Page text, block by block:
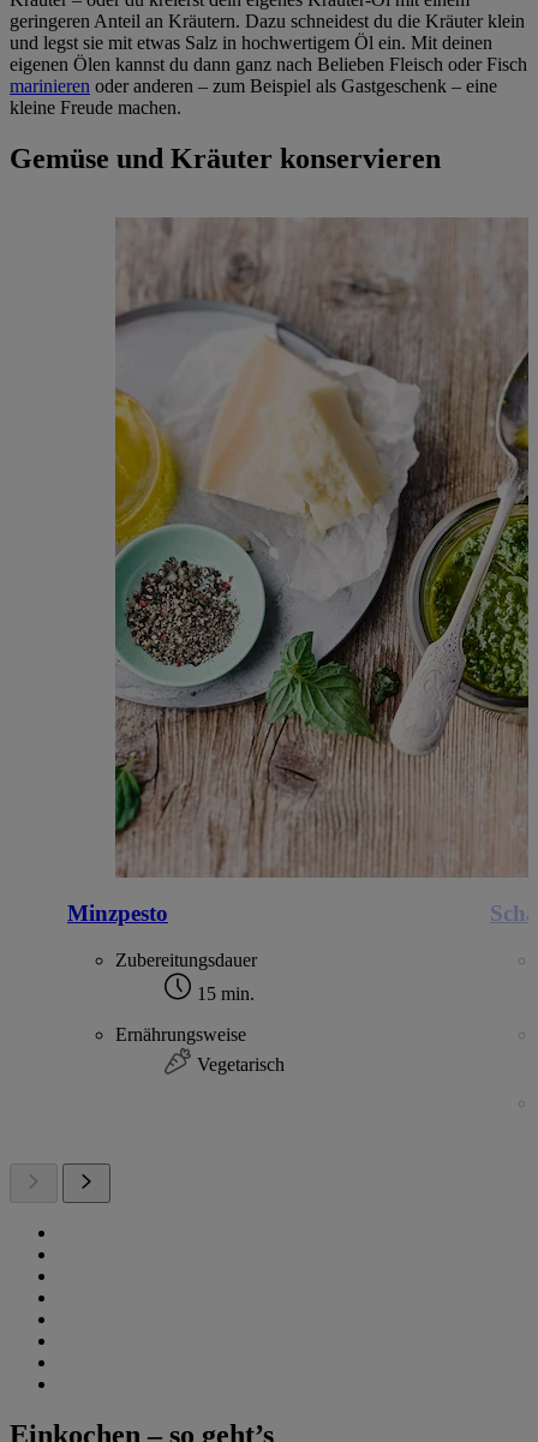
geringeren Anteil an Kräutern. Dazu schneidest du die Kräuter klein
und legst sie mit etwas Salz in hochwertigem Öl ein. Mit deinen
eigenen Ölen kannst du dann ganz nach Belieben Fleisch oder Fisch
marinieren oder anderen – zum Beispiel als Gastgeschenk – eine
kleine Freude machen.
Gemüse und Kräuter konservieren
Minzpesto
Zubereitungsdauer
15 min.
Ernährungsweise
Vegetarisch
Einkochen – so geht’s